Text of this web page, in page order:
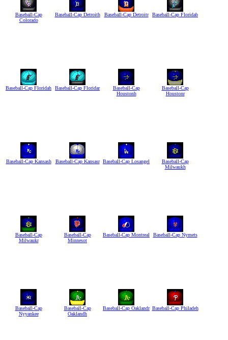
Baseball-Cap
Colorado
Baseball-Cap Detroith Baseball-Cap Detroitr Baseball-Cap Floridab
Baseball-Cap Floridah Baseball-Cap Floridar
Baseball-Cap
Houstonh
Baseball-Cap
Houstonr
Baseball-Cap Kansash Baseball-Cap Kansasr Baseball-Cap Losangel
Baseball-Cap
Milwaukh
Baseball-Cap
Milwaukr
Baseball-Cap
Minnesot
Baseball-Cap Montreal Baseball-Cap Nymets
Baseball-Cap
Nyyankee
Baseball-Cap
Oaklandh
Baseball-Cap Oaklandr Baseball-Cap Philadeh